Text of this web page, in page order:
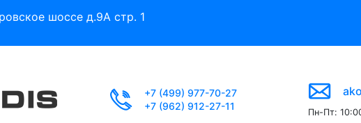
шоссе д.9А стр. 1
+7 (499) 977-70-27
+7 (962) 912-27-11
Пн-Пт: